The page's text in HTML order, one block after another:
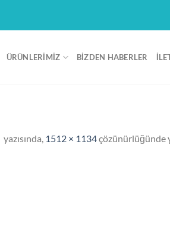
ÜRÜNLERIMIZ BIZDEN HABERLER
yazısında, 1512 × 1134çözünürlüğünde